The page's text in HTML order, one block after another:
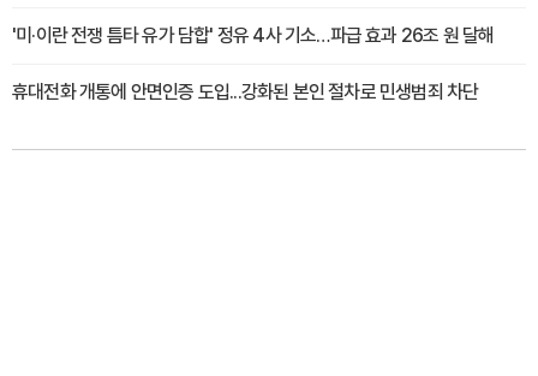
'미·이란 전쟁 틈타 유가 담합' 정유 4사 기소…파급 효과 26조 원 달해
휴대전화 개통에 안면인증 도입...강화된 본인 절차로 민생범죄 차단